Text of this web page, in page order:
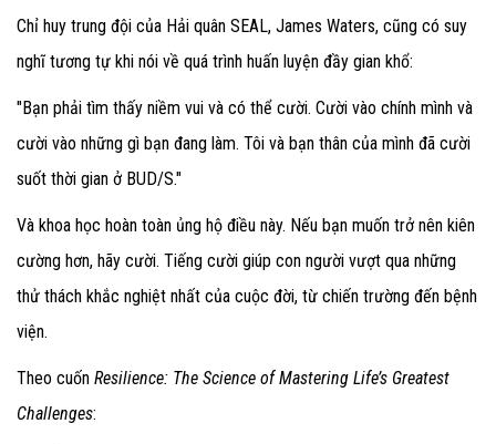
Chỉ huy trung đội của Hải quân SEAL, James Waters, cũng có suy
nghĩ tương tự khi nói về quá trình huấn luyện đầy gian khổ:
"Bạn phải tìm thấy niềm vui và có thể cười. Cười vào chính mình và
cười vào những gì bạn đang làm. Tôi và bạn thân của mình đã cười
suốt thời gian ở BUD/S."
Và khoa học hoàn toàn ủng hộ điều này. Nếu bạn muốn trở nên kiên
cường hơn, hãy cười. Tiếng cười giúp con người vượt qua những
thử thách khắc nghiệt nhất của cuộc đời, từ chiến trường đến bệnh
viện.
Theo cuốn Resilience: The Science of Mastering Life’s Greatest
Challenges: